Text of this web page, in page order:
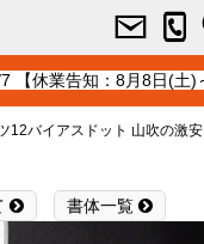
【休業告知：8月8日(土)
12バイアスドット 山吹の激
書体一覧